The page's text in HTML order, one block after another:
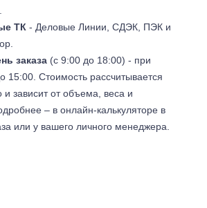
ТК - Деловые Линии, СДЭК, ПЭК и
заказа (с 9:00 до 18:00) - при
Стоимость рассчитывается
и зависит от объема, веса и
– в онлайн-калькуляторе в
или у вашего личного менеджера.